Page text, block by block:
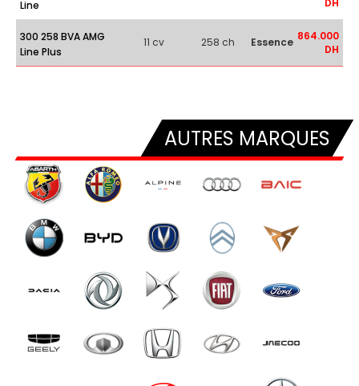
Line DH
300 258 BVA AMG
Line Plus
11 cv 258 ch Essence 864.000
DH
AUTRES MARQUES